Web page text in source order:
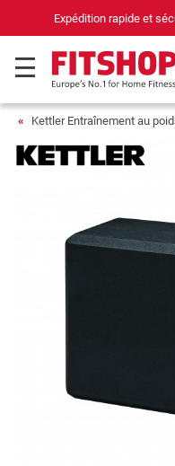
Expédition rapide et
Kettler Entraînement au